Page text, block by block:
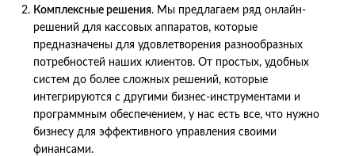
Комплексные решения. Мы предлагаем ряд онлайн-
решений для кассовых аппаратов, которые
предназначены для удовлетворения разнообразных
потребностей наших клиентов. От простых, удобных
систем до более сложных решений, которые
интегрируются с другими бизнес-инструментами и
программным обеспечением, у нас есть все, что нужно
бизнесу для эффективного управления своими
финансами.